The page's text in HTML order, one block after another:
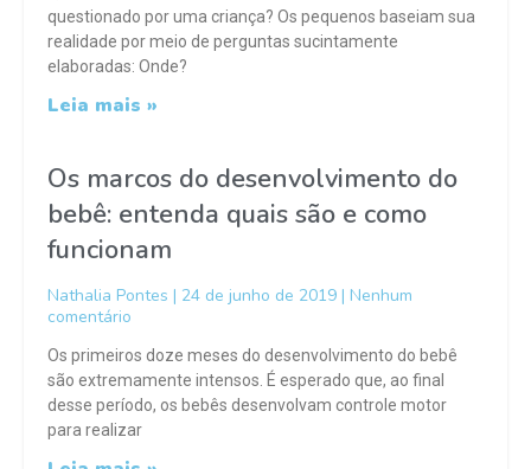
questionado por uma criança? Os pequenos baseiam sua
realidade por meio de perguntas sucintamente
elaboradas: Onde?
Leia mais »
Os marcos do desenvolvimento do
bebê: entenda quais são e como
funcionam
Nathalia Pontes 24 de junho de 2019
Nenhum
comentário
Os primeiros doze meses do desenvolvimento do bebê
são extremamente intensos. É esperado que, ao final
desse período, os bebês desenvolvam controle motor
para realizar